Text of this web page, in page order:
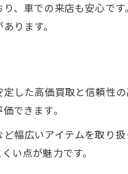
相場をチェックした売却
、車での来店も安心で
ります。
した高価買取と信頼性
できます。
幅広いアイテムを取り
い点が魅力です。